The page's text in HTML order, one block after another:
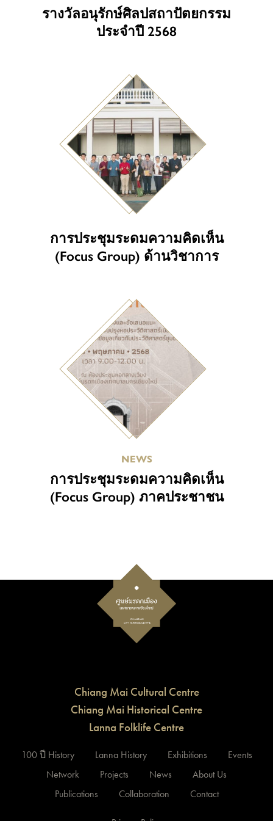
รางวัลอนุรักษ์ศิลปสถาปัตยกรรม
ประจำปี 2568
การประชุมระดมความคิดเห็น
(Focus Group) ด้านวิชาการ
NEWS
การประชุมระดมความคิดเห็น
(Focus Group) ภาคประชาชน
Chiang Mai Cultural Centre
Chiang Mai Historical Centre
Lanna Folklife Centre
100 ปี History Lanna History Exhibitions
Events
Network
Projects News
About Us
Publications
Collaboration Contact